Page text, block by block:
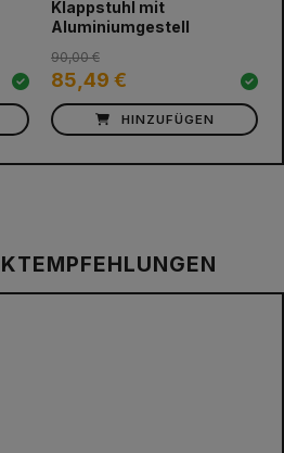
Klappstuhl mit
Aluminiumgestell
85,49 €
90,00 €
HINZUFÜGEN